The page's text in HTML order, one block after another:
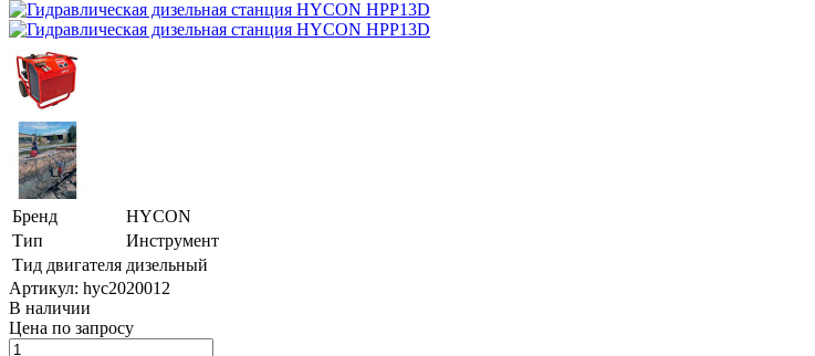
Бренд
HYCON
Тип
Инструмент
Тид двигателя дизельный
Артикул: hyc2020012
В наличии
Цена по запросу